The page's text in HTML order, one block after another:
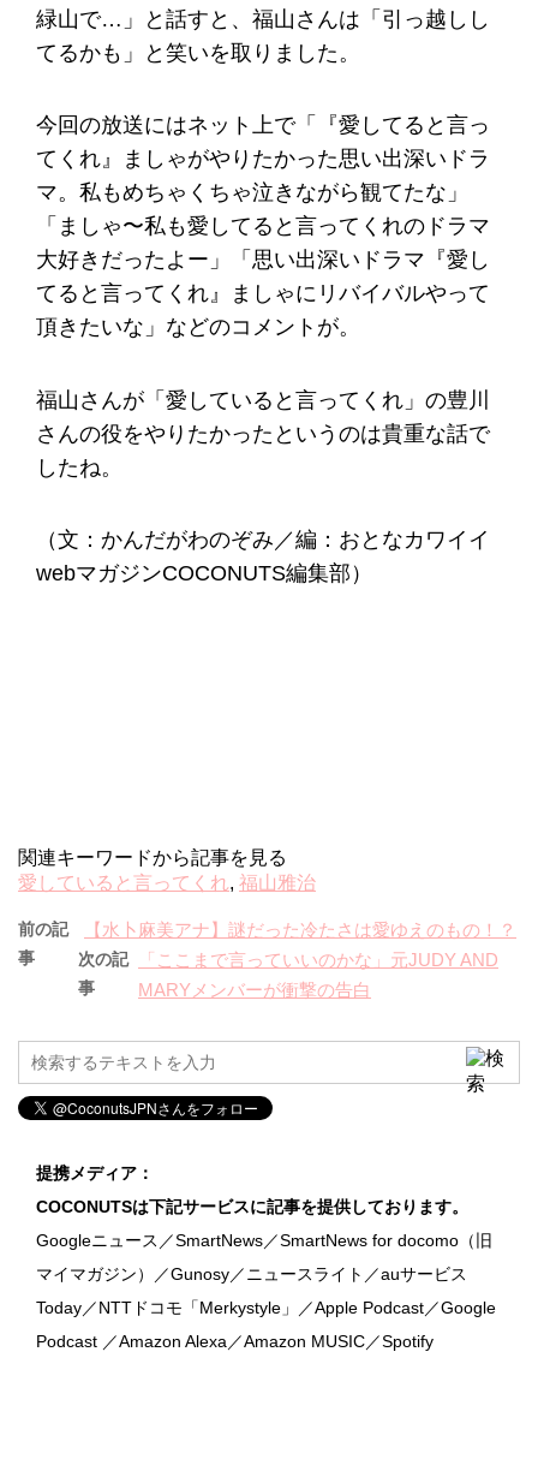
緑山で…」と話すと、福山さんは「引っ越しし
てるかも」と笑いを取りました。
今回の放送にはネット上で「『愛してると言っ
てくれ』ましゃがやりたかった思い出深いドラ
マ。私もめちゃくちゃ泣きながら観てたな」
「ましゃ〜私も愛してると言ってくれのドラマ
大好きだったよー」「思い出深いドラマ『愛し
てると言ってくれ』ましゃにリバイバルやって
頂きたいな」などのコメントが。
福山さんが「愛していると言ってくれ」の豊川
さんの役をやりたかったというのは貴重な話で
したね。
（文：かんだがわのぞみ／編：おとなカワイイ
webマガジンCOCONUTS編集部）
関連キーワードから記事を見る
愛していると言ってくれ, 福山雅治
前の記
事
【水卜麻美アナ】謎だった冷たさは愛ゆえのもの！？
次の記
事
「ここまで言っていいのかな」元JUDY AND
MARYメンバーが衝撃の告白
提携メディア：
COCONUTSは下記サービスに記事を提供しております。
Googleニュース／SmartNews／SmartNews for docomo（旧
マイマガジン）／Gunosy／ニュースライト／auサービス
Today／NTTドコモ「Merkystyle」／Apple Podcast／Google
Podcast ／Amazon Alexa／Amazon MUSIC／Spotify